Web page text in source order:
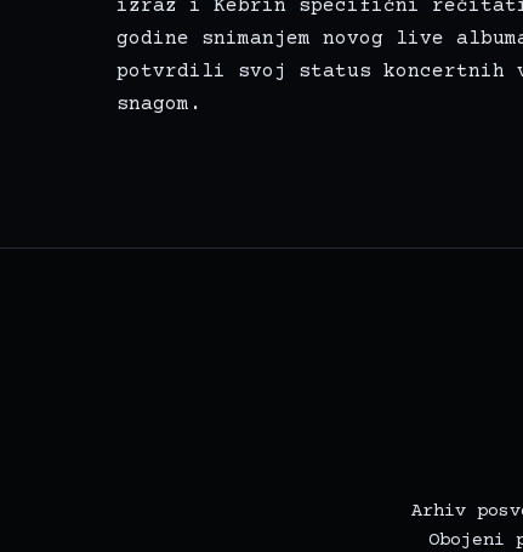
izraz i Kebrin specifični
godine snimanjem novog live
potvrdili svoj status koncertnih
snagom.
Arhiv